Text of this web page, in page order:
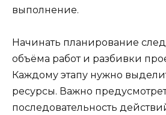
выполнение.
Начинать планирование
объёма работ и разбивки
Каждому этапу нужно
ресурсы. Важно
последовательность